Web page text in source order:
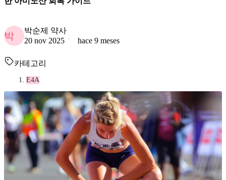
박
박순제 약사
20 nov 2025
hace 9 meses
카테고리
E4A